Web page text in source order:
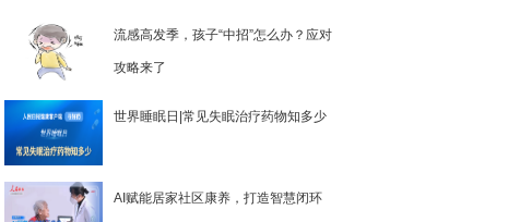
流感高发季，孩子“中招”怎么办？应对
攻略来了
世界睡眠日|常见失眠治疗药物知多少
AI赋能居家社区康养，打造智慧闭环